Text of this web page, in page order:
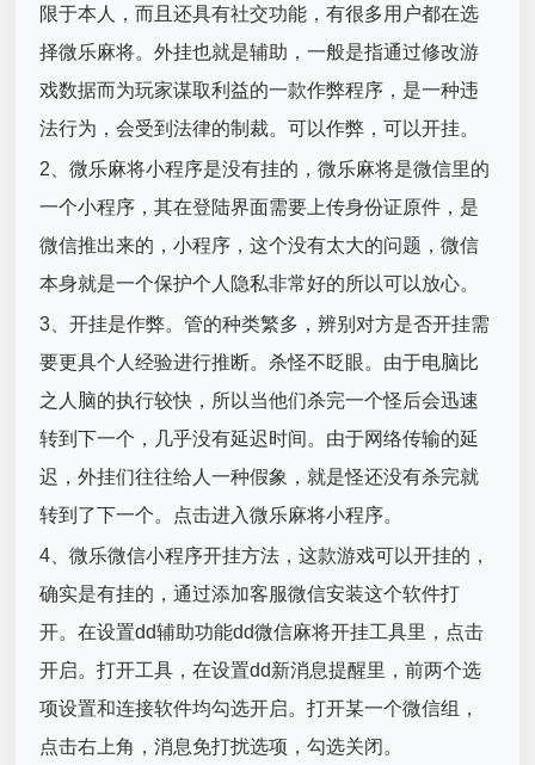
限于本人，而且还具有社交功能，有很多用户都在选
择微乐麻将。外挂也就是辅助，一般是指通过修改游
戏数据而为玩家谋取利益的一款作弊程序，是一种违
法行为，会受到法律的制裁。可以作弊，可以开挂。
2、微乐麻将小程序是没有挂的，微乐麻将是微信里的
一个小程序，其在登陆界面需要上传身份证原件，是
微信推出来的，小程序，这个没有太大的问题，微信
本身就是一个保护个人隐私非常好的所以可以放心。
3、开挂是作弊。管的种类繁多，辨别对方是否开挂需
要更具个人经验进行推断。杀怪不眨眼。由于电脑比
之人脑的执行较快，所以当他们杀完一个怪后会迅速
转到下一个，几乎没有延迟时间。由于网络传输的延
迟，外挂们往往给人一种假象，就是怪还没有杀完就
转到了下一个。点击进入微乐麻将小程序。
4、微乐微信小程序开挂方法，这款游戏可以开挂的，
确实是有挂的，通过添加客服微信安装这个软件打
开。在设置dd辅助功能dd微信麻将开挂工具里，点击
开启。打开工具，在设置dd新消息提醒里，前两个选
项设置和连接软件均勾选开启。打开某一个微信组，
点击右上角，消息免打扰选项，勾选关闭。